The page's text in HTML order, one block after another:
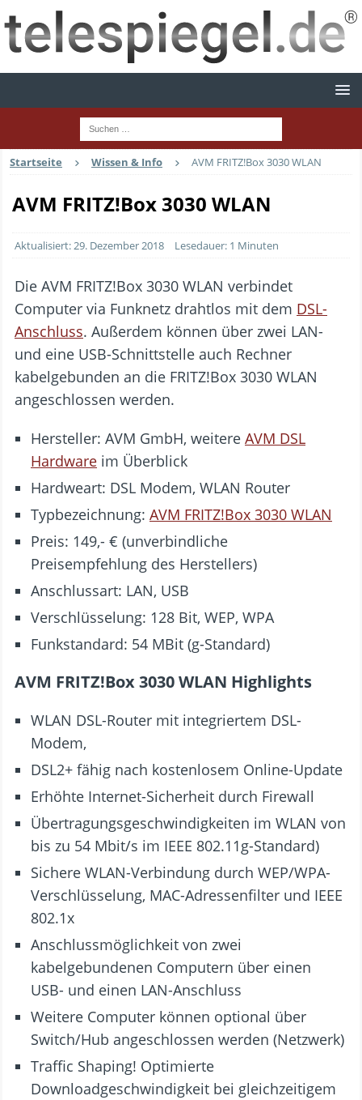
Startseite Wissen & Info AVM FRITZ!Box 3030 WLAN
AVM FRITZ!Box 3030 WLAN
Aktualisiert: 29. Dezember 2018 Lesedauer: 1 Minuten
Die AVM FRITZ!Box 3030 WLAN verbindet
Computer via Funknetz drahtlos mit dem DSL-
Anschluss. Außerdem können über zwei LAN-
und eine USB-Schnittstelle auch Rechner
kabelgebunden an die FRITZ!Box 3030 WLAN
angeschlossen werden.
Hersteller: AVM GmbH, weitere AVM DSL
Hardware im Überblick
Hardweart: DSL Modem, WLAN Router
Typbezeichnung: AVM FRITZ!Box 3030 WLAN
Preis: 149,- € (unverbindliche
Preisempfehlung des Herstellers)
Anschlussart: LAN, USB
Verschlüsselung: 128 Bit, WEP, WPA
Funkstandard: 54 MBit (g-Standard)
AVM FRITZ!Box 3030 WLAN Highlights
WLAN DSL-Router mit integriertem DSL-
Modem,
DSL2+ fähig nach kostenlosem Online-Update
Erhöhte Internet-Sicherheit durch Firewall
Übertragungsgeschwindigkeiten im WLAN von
bis zu 54 Mbit/s im IEEE 802.11g-Standard)
Sichere WLAN-Verbindung durch WEP/WPA-
Verschlüsselung, MAC-Adressenfilter und IEEE
802.1x
Anschlussmöglichkeit von zwei
kabelgebundenen Computern über einen
USB- und einen LAN-Anschluss
Weitere Computer können optional über
Switch/Hub angeschlossen werden (Netzwerk)
Traffic Shaping! Optimierte
Downloadgeschwindigkeit bei gleichzeitigem